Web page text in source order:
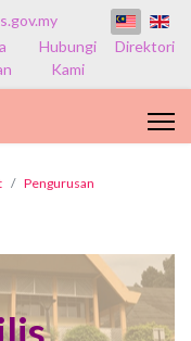
Hubungi
Kami
Direktori
Pengurusan